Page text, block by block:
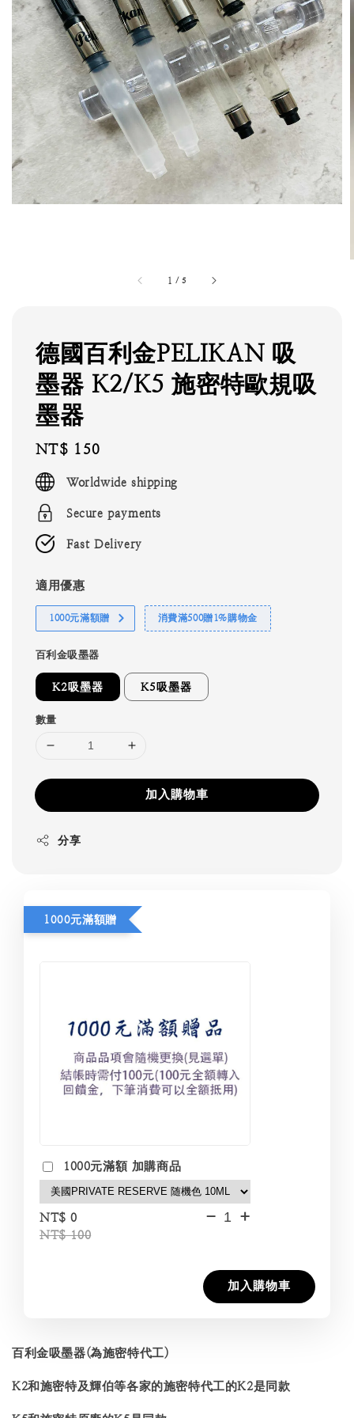
1 /5
德國百利金PELIKAN 吸
墨器 K2/K5 施密特歐規吸
墨器
Regular
price
NT$ 150
Worldwide shipping
Secure payments
Fast Delivery
適用優惠
1000元滿額贈 消費滿500贈1%購物金
百利金吸墨器
K2吸墨器 K5吸墨器
數量
加入購物車
分享
1000元滿額贈
1000元滿額 加購商品
NT$ 0
NT$ 100
- +
加入購物車
百利金吸墨器(為施密特代工)
K2和施密特及輝伯等各家的施密特代工的K2是同款